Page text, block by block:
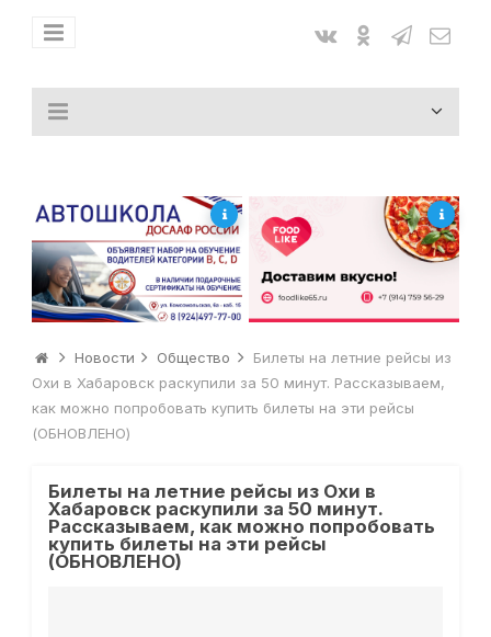
Новости Общество
Билеты на летние рейсы из
Охи в Хабаровск раскупили за 50 минут. Рассказываем,
как можно попробовать купить билеты на эти рейсы
(ОБНОВЛЕНО)
Билеты на летние рейсы из Охи в
Хабаровск раскупили за 50 минут.
Рассказываем, как можно попробовать
купить билеты на эти рейсы
(ОБНОВЛЕНО)